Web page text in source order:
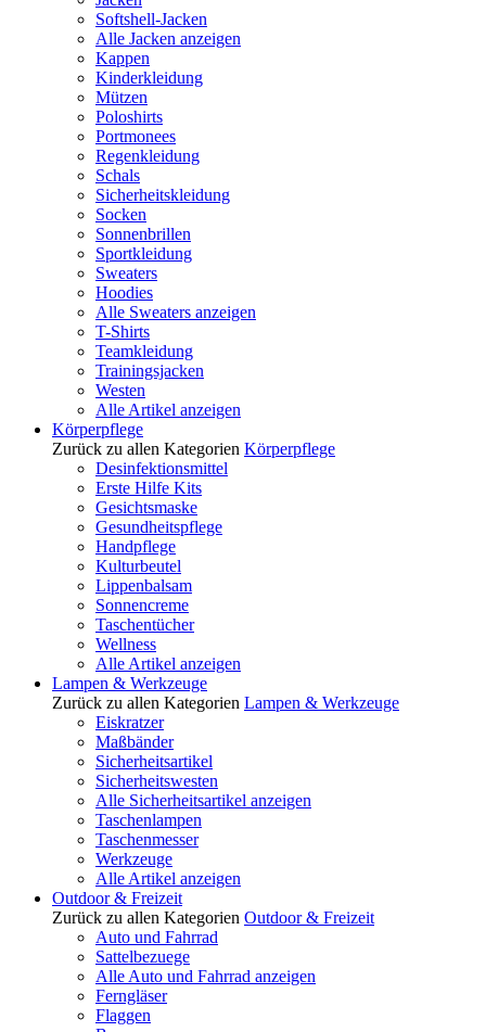
Softshell-Jacken
Alle Jacken anzeigen
Kappen
Kinderkleidung
Mützen
Poloshirts
Portmonees
Regenkleidung
Schals
Sicherheitskleidung
Socken
Sonnenbrillen
Sportkleidung
Sweaters
Hoodies
Alle Sweaters anzeigen
T-Shirts
Teamkleidung
Trainingsjacken
Westen
Alle Artikel anzeigen
Körperpflege
Zurück zu allen Kategorien Körperpflege
Desinfektionsmittel
Erste Hilfe Kits
Gesichtsmaske
Gesundheitspflege
Handpflege
Kulturbeutel
Lippenbalsam
Sonnencreme
Taschentücher
Wellness
Alle Artikel anzeigen
Lampen & Werkzeuge
Zurück zu allen Kategorien Lampen & Werkzeuge
Eiskratzer
Maßbänder
Sicherheitsartikel
Sicherheitswesten
Alle Sicherheitsartikel anzeigen
Taschenlampen
Taschenmesser
Werkzeuge
Alle Artikel anzeigen
Outdoor & Freizeit
Zurück zu allen Kategorien Outdoor & Freizeit
Auto und Fahrrad
Sattelbezuege
Alle Auto und Fahrrad anzeigen
Ferngläser
Flaggen